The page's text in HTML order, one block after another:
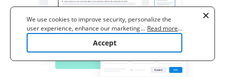
We use cookies to improve security, personalize the
user experience, enhance our marketing activities
(including cooperating with our 3rd party partners) and
for other business use. Clickhere
Policy. By clicking "Accept" you agree to the use
... Read more...
Accept